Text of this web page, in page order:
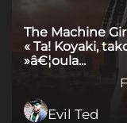
The Machine
« Ta! Koyaki,
»â€¦oula...
Evil Ted